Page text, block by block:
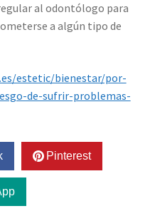
al odontólogo para
a algún tipo de
estetic/bienestar/por-
de-sufrir-problemas-
Pinterest